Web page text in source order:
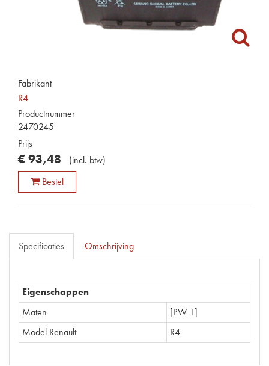
Fabrikant
R4
Productnummer
2470245
Prijs
€ 93,48 (incl. btw)
Bestel
Specificaties Omschrijving
Eigenschappen
Maten
[PW 1]
Model Renault
R4